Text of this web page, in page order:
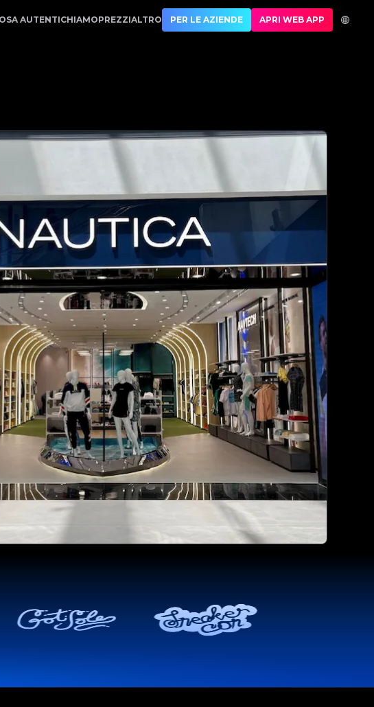
di lusso | No.1 Best Authentication
AUTENTICHIAMOPREZZIALTRO PER LE AZIENDE APRI WEB APP